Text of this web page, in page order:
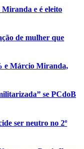
e é eleito
de mulher que
e Márcio Miranda,
se PCdoB
ser neutro no 2º